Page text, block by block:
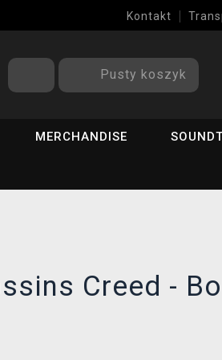
Kontakt
Pusty koszyk
MERCHANDISE
Creed -